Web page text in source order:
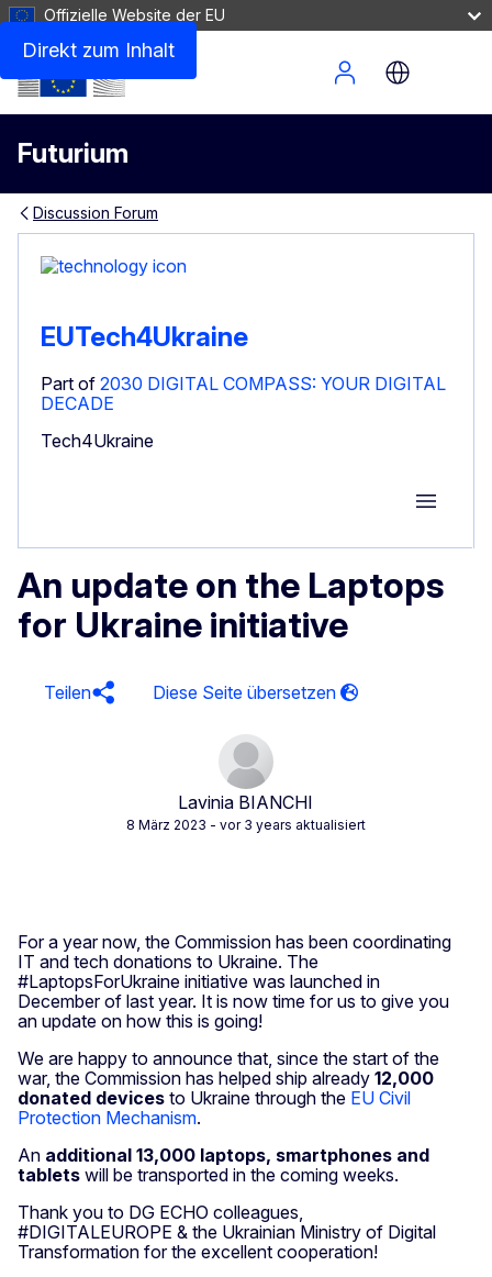
Direkt zum Inhalt
Offizielle Website der EU
Futurium
Site Menu
Discussion Forum
EUTech4Ukraine
Part of 2030 DIGITAL COMPASS: YOUR DIGITAL
DECADE
Tech4Ukraine
Group
An update on the Laptops
for Ukraine initiative
Teilen
Lavinia BIANCHI
8 März 2023 - vor 3 years aktualisiert
For a year now, the Commission has been coordinating
IT and tech donations to Ukraine. The
#LaptopsForUkraine initiative was launched in
December of last year. It is now time for us to give you
an update on how this is going!
We are happy to announce that, since the start of the
war, the Commission has helped ship already 12,000
donated devices to Ukraine through the EU Civil
Protection Mechanism.
An additional 13,000 laptops, smartphones and
tablets will be transported in the coming weeks.
Thank you to DG ECHO colleagues,
#DIGITALEUROPE & the Ukrainian Ministry of Digital
Transformation for the excellent cooperation!